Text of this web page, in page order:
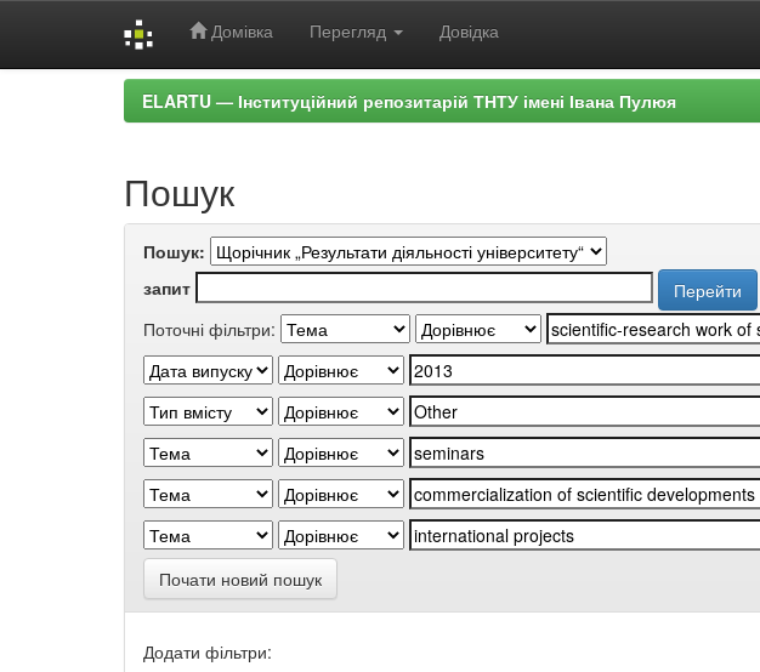
Домівка Перегляд Довідка
ELARTU — Інституційний репозитарій ТНТУ імені Івана Пулюя
Пошук
Пошук:
запит
Поточні фільтри:
Почати новий пошук
Додати фільтри: